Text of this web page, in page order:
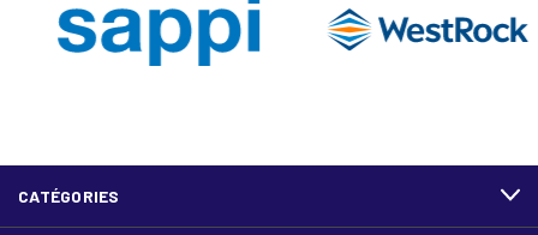
CATÉGORIES